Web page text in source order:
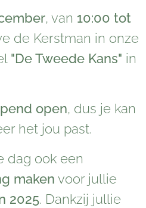
, van 10:00 tot
de Kerstman in onze
"De Tweede Kans" in
open, dus je kan
het jou past.
dag ook een
maken voor jullie
2025. Dankzij jullie